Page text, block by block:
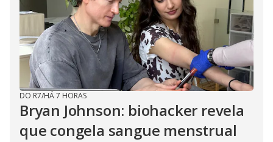
DO R7/HÁ 7 HORAS
Bryan Johnson: biohacker revela
que congela sangue menstrual